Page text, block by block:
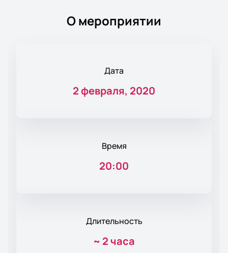
О мероприятии
Дата
2 февраля, 2020
Время
20:00
Длительность
~ 2 часа